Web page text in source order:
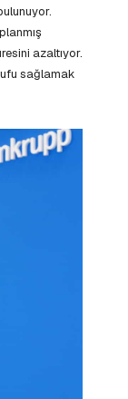
azaltıyor.
sağlamak